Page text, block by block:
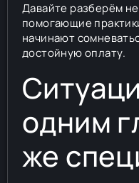
Давайте разберём
помогающие
начинают
достойную оплату.
одним
же